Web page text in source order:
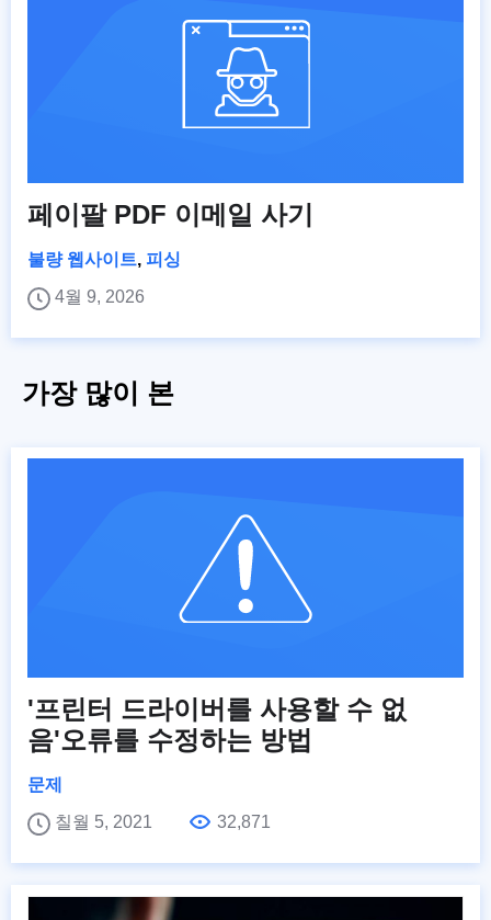
페이팔 PDF 이메일 사기
불량 웹사이트, 피싱
4월 9, 2026
가장 많이 본
'프린터 드라이버를 사용할 수 없
음'오류를 수정하는 방법
문제
칠월 5, 2021
32,871